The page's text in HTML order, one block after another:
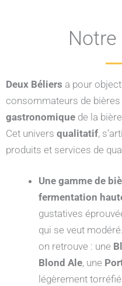
Deux Béliers a pour
consommateurs de
gastronomique de la
Cet univers qualitatif,
produits et services de
Une gamme de
fermentation
gustatives
qui se veut
on retrouve : une
Blond Ale, une
légèrement